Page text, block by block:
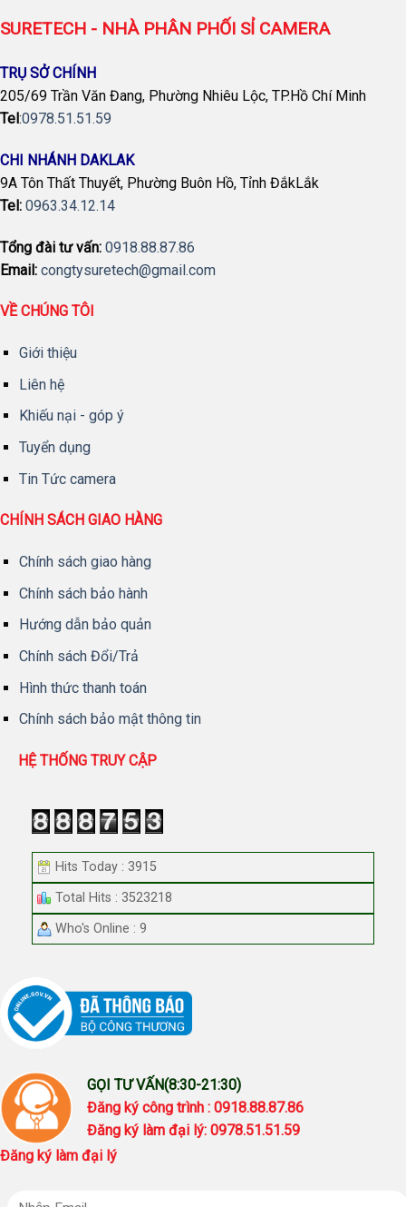
SURETECH - NHÀ PHÂN PHỐI SỈ CAMERA
TRỤ SỞ CHÍNH
205/69 Trần Văn Đang, Phường Nhiêu Lộc, TP.Hồ Chí Minh
Tel:0978.51.51.59
CHI NHÁNH DAKLAK
9A Tôn Thất Thuyết, Phường Buôn Hồ, Tỉnh ĐắkLắk
Tel: 0963.34.12.14
Tổng đài tư vấn: 0918.88.87.86
Email: congtysuretech@gmail.com
VỀ CHÚNG TÔI
Giới thiệu
Liên hệ
Khiếu nại - góp ý
Tuyển dụng
Tin Tức camera
CHÍNH SÁCH GIAO HÀNG
Chính sách giao hàng
Chính sách bảo hành
Hướng dẫn bảo quản
Chính sách Đổi/Trả
Hình thức thanh toán
Chính sách bảo mật thông tin
HỆ THỐNG TRUY CẬP
Hits Today : 3915
Total Hits : 3523218
Who's Online : 9
GỌI TƯ VẤN(8:30-21:30)
Đăng ký công trình : 0918.88.87.86
Đăng ký làm đại lý: 0978.51.51.59
Đăng ký làm đại lý